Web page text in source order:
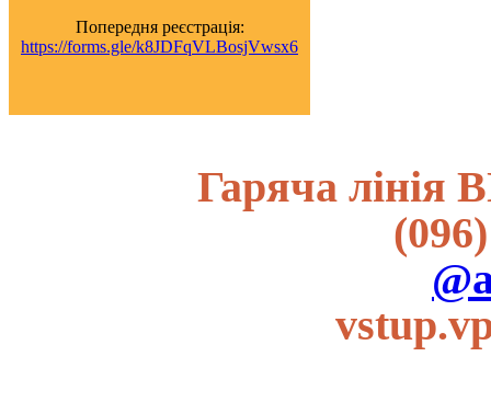
Попередня реєстрація:
https://forms.gle/k8JDFqVLBosjVwsx6
Гаряча лінія